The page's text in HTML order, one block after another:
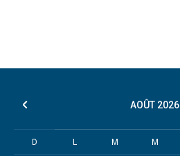
AOÛT 2026
D L M M